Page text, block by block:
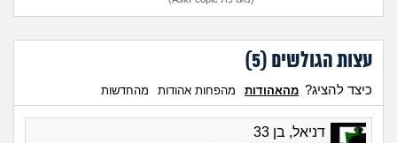
עצות הגולשים (5
)
כיצד להציג? מהאהודות מהפחות אהודות מהחדשות
דניאל, בן 33